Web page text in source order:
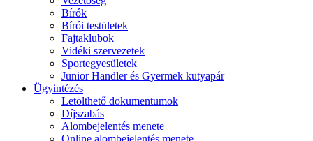
Bírók
Bírói testületek
Fajtaklubok
Vidéki szervezetek
Sportegyesületek
Junior Handler és Gyermek kutyapár
Ügyintézés
Letölthető dokumentumok
Díjszabás
Alombejelentés menete
Online alombejelentés menete